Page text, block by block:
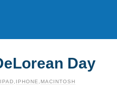
Day
IPAD IPHONE MACINTOSH